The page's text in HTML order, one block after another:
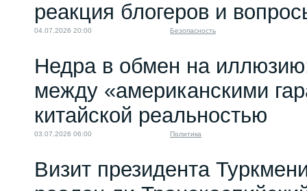
реакция блогеров и
04.07.2026 20:00 Безопасность
Недра в обмен на
между «американскими
китайской реальностью
03.07.2026 06:00 Политика
Визит президента